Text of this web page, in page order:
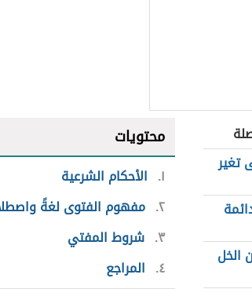
تغير
الخل
محتويات
١ الأحكام الشرعية
٢ مفهوم الفتوى لغةً
٣ شروط المفتي
٤ المراجع